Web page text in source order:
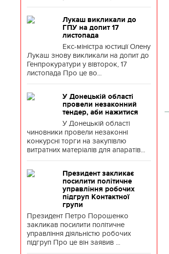
Лукаш викликали до
ГПУ на допит 17
листопада
Екс-міністра юстиції Олену
Лукаш знову викликали на допит до
Генпрокуратури у вівторок, 17
листопада Про це во...
У Донецькій області
провели незаконний
тендер, аби нажитися
У Донецькій області
чиновники провели незаконні
конкурсні торги на закупівлю
витратних матеріалів для апаратів...
Президент закликає
посилити політичне
управління робочих
підгруп Контактної
групи
Президент Петро Порошенко
закликав посилити політичне
управління діяльністю робочих
підгруп Про це він заявив ...